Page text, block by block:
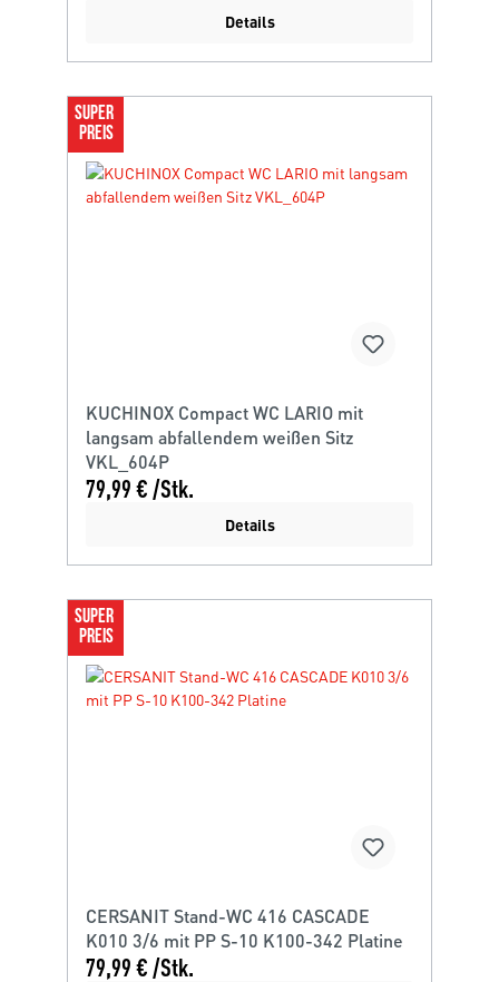
Details
SUPER
PREIS
KUCHINOX Compact WC LARIO mit
langsam abfallendem weißen Sitz
VKL_604P
79,99 € /Stk.
Details
SUPER
PREIS
CERSANIT Stand-WC 416 CASCADE
K010 3/6 mit PP S-10 K100-342 Platine
79,99 € /Stk.